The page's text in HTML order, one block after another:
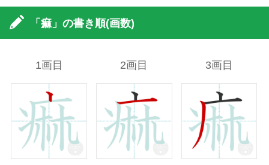
「痲」の書き順(画数)
1画目 2画目 3画目